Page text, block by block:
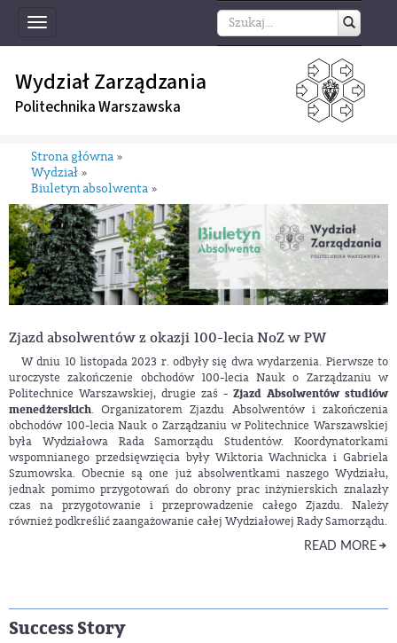
Toggle
navigation
Wydział Zarządzania
Politechnika Warszawska
Strona główna »
Wydział »
Biuletyn absolwenta »
Zjazd absolwentów z okazji 100-lecia NoZ w PW
W dniu 10 listopada 2023 r. odbyły się dwa wydarzenia. Pierwsze to
uroczyste zakończenie obchodów 100-lecia Nauk o Zarządzaniu w
Politechnice Warszawskiej, drugie zaś - Zjazd Absolwentów studiów
menedżerskich. Organizatorem Zjazdu Absolwentów i zakończenia
obchodów 100-lecia Nauk o Zarządzaniu w Politechnice Warszawskiej
była Wydziałowa Rada Samorządu Studentów. Koordynatorkami
wspomnianego przedsięwzięcia były Wiktoria Wachnicka i Gabriela
Szumowska. Obecnie są one już absolwentkami naszego Wydziału,
jednak pomimo przygotowań do obrony prac inżynierskich znalazły
czas na przygotowanie i przeprowadzenie całego Zjazdu. Należy
również podkreślić zaangażowanie całej Wydziałowej Rady Samorządu.
READ MORE
Success Story